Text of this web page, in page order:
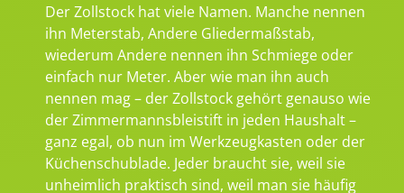
Der Zollstock hat viele Namen. Manche nennen
ihn Meterstab, Andere Gliedermaßstab,
wiederum Andere nennen ihn Schmiege oder
einfach nur Meter. Aber wie man ihn auch
nennen mag – der Zollstock gehört genauso wie
der Zimmermannsbleistift in jeden Haushalt –
ganz egal, ob nun im Werkzeugkasten oder der
Küchenschublade. Jeder braucht sie, weil sie
unheimlich praktisch sind, weil man sie häufig